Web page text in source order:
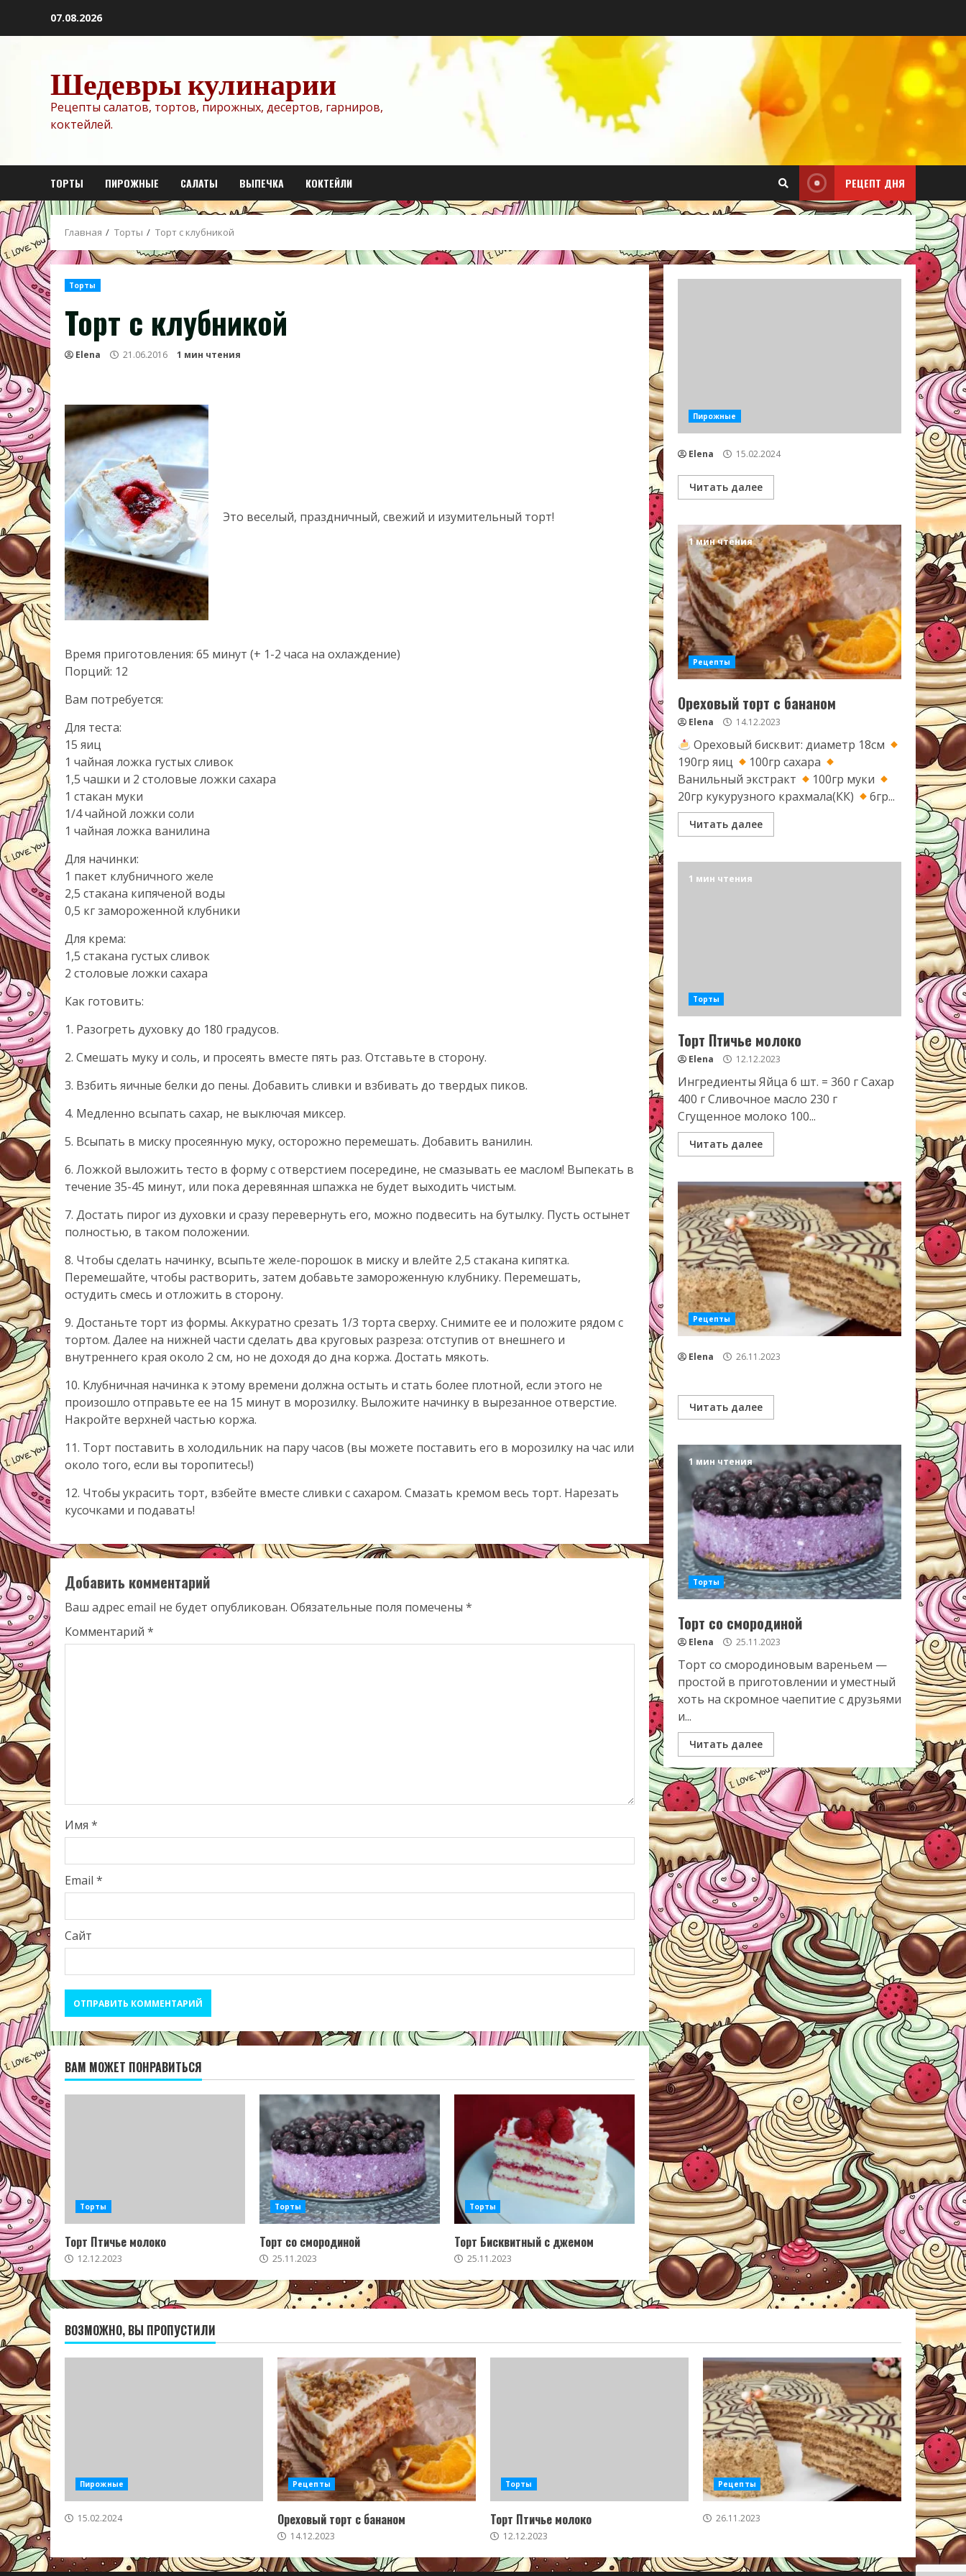
07.08.2026
Шедевры кулинарии
Рецепты салатов, тортов, пирожных, десертов, гарниров,
коктейлей.
ТОРТЫ ПИРОЖНЫЕ САЛАТЫ ВЫПЕЧКА КОКТЕЙЛИ РЕЦЕПТ ДНЯ
Главная Торты Торт с клубникой
Торты
Торт с клубникой
Elena 21.06.2016 1 мин чтения
Это веселый, праздничный, свежий и изумительный торт!
Время приготовления: 65 минут (+ 1-2 часа на охлаждение)
Порций: 12
Вам потребуется:
Для теста:
15 яиц
1 чайная ложка густых сливок
1,5 чашки и 2 столовые ложки сахара
1 стакан муки
1/4 чайной ложки соли
1 чайная ложка ванилина
Для начинки:
1 пакет клубничного желе
2,5 стакана кипяченой воды
0,5 кг замороженной клубники
Для крема:
1,5 стакана густых сливок
2 столовые ложки сахара
Как готовить:
1. Разогреть духовку до 180 градусов.
2. Смешать муку и соль, и просеять вместе пять раз. Отставьте в сторону.
3. Взбить яичные белки до пены. Добавить сливки и взбивать до твердых пиков.
4. Медленно всыпать сахар, не выключая миксер.
5. Всыпать в миску просеянную муку, осторожно перемешать. Добавить ванилин.
6. Ложкой выложить тесто в форму с отверстием посередине, не смазывать ее маслом! Выпекать в
течение 35-45 минут, или пока деревянная шпажка не будет выходить чистым.
7. Достать пирог из духовки и сразу перевернуть его, можно подвесить на бутылку. Пусть остынет
полностью, в таком положении.
8. Чтобы сделать начинку, всыпьте желе-порошок в миску и влейте 2,5 стакана кипятка.
Перемешайте, чтобы растворить, затем добавьте замороженную клубнику. Перемешать,
остудить смесь и отложить в сторону.
9. Достаньте торт из формы. Аккуратно срезать 1/3 торта сверху. Снимите ее и положите рядом с
тортом. Далее на нижней части сделать два круговых разреза: отступив от внешнего и
внутреннего края около 2 см, но не доходя до дна коржа. Достать мякоть.
10. Клубничная начинка к этому времени должна остыть и стать более плотной, если этого не
произошло отправьте ее на 15 минут в морозилку. Выложите начинку в вырезанное отверстие.
Накройте верхней частью коржа.
11. Торт поставить в холодильник на пару часов (вы можете поставить его в морозилку на час или
около того, если вы торопитесь!)
12. Чтобы украсить торт, взбейте вместе сливки с сахаром. Смазать кремом весь торт. Нарезать
кусочками и подавать!
Добавить комментарий
Ваш адрес email не будет опубликован. Обязательные поля помечены *
Комментарий *
Имя *
Email *
Сайт
ВАМ МОЖЕТ ПОНРАВИТЬСЯ
Торты
Торт Птичье молоко
12.12.2023
Торты
Торт со смородиной
25.11.2023
Торты
Торт Бисквитный с джемом
25.11.2023
Пирожные
Elena 15.02.2024
Читать далее
1 мин чтения
Рецепты
Ореховый торт с бананом
Elena 14.12.2023
Ореховый бисквит: диаметр 18см
190гр яиц
100гр сахара
Ванильный экстракт
100гр муки
20гр кукурузного крахмала(КК)
6гр...
Читать далее
1 мин чтения
Торты
Торт Птичье молоко
Elena 12.12.2023
Ингредиенты Яйца 6 шт. = 360 г Сахар
400 г Сливочное масло 230 г
Сгущенное молоко 100...
Читать далее
Рецепты
Elena 26.11.2023
Читать далее
1 мин чтения
Торты
Торт со смородиной
Elena 25.11.2023
Торт со смородиновым вареньем —
простой в приготовлении и уместный
хоть на скромное чаепитие с друзьями
и...
Читать далее
ВОЗМОЖНО, ВЫ ПРОПУСТИЛИ
Пирожные
15.02.2024
Рецепты
Ореховый торт с бананом
14.12.2023
Торты
Торт Птичье молоко
12.12.2023
Рецепты
26.11.2023